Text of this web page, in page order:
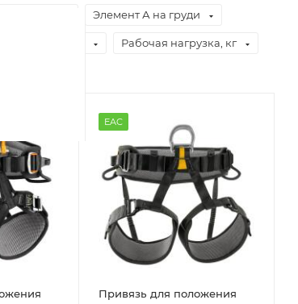
Элемент А на груди
Рабочая нагрузка, кг
EAC
Привязь для положения